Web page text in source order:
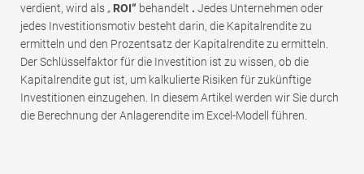
verdient, wird als „ ROI“ behandelt . Jedes Unternehmen oder
jedes Investitionsmotiv besteht darin, die Kapitalrendite zu
ermitteln und den Prozentsatz der Kapitalrendite zu ermitteln.
Der Schlüsselfaktor für die Investition ist zu wissen, ob die
Kapitalrendite gut ist, um kalkulierte Risiken für zukünftige
Investitionen einzugehen. In diesem Artikel werden wir Sie durch
die Berechnung der Anlagerendite im Excel-Modell führen.